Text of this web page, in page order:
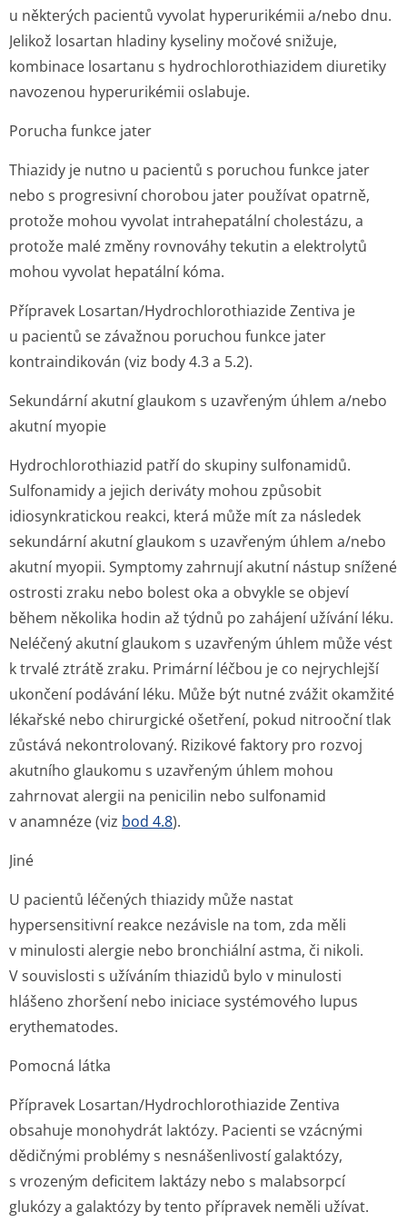
u některých pacientů vyvolat hyperurikémii a/nebo dnu.
Jelikož losartan hladiny kyseliny močové snižuje,
kombinace losartanu s hydrochlorot­hiazidem diuretiky
navozenou hyperurikémii oslabuje.
Porucha funkce jater
Thiazidy je nutno u pacientů s poruchou funkce jater
nebo s progresivní chorobou jater používat opatrně,
protože mohou vyvolat intrahepatální cholestázu, a
protože malé změny rovnováhy tekutin a elektrolytů
mohou vyvolat hepatální kóma.
Přípravek Losartan/Hydrochlo­rothiazide Zentiva je
u pacientů se závažnou poruchou funkce jater
kontraindikován (viz body 4.3 a 5.2).
Sekundární akutní glaukom s uzavřeným úhlem a/nebo
akutní myopie
Hydrochlorothiazid patří do skupiny sulfonamidů.
Sulfonamidy a jejich deriváty mohou způsobit
idiosynkratickou reakci, která může mít za následek
sekundární akutní glaukom s uzavřeným úhlem a/nebo
akutní myopii. Symptomy zahrnují akutní nástup snížené
ostrosti zraku nebo bolest oka a obvykle se objeví
během několika hodin až týdnů po zahájení užívání léku.
Neléčený akutní glaukom s uzavřeným úhlem může vést
k trvalé ztrátě zraku. Primární léčbou je co nejrychlejší
ukončení podávání léku. Může být nutné zvážit okamžité
lékařské nebo chirurgické ošetření, pokud nitrooční tlak
zůstává nekontrolovaný. Rizikové faktory pro rozvoj
akutního glaukomu s uzavřeným úhlem mohou
zahrnovat alergii na penicilin nebo sulfonamid
v anamnéze (viz bod 4.8).
Jiné
U pacientů léčených thiazidy může nastat
hypersensitivní reakce nezávisle na tom, zda měli
v minulosti alergie nebo bronchiální astma, či nikoli.
V souvislosti s užíváním thiazidů bylo v minulosti
hlášeno zhoršení nebo iniciace systémového lupus
erythematodes.
Pomocná látka
Přípravek Losartan/Hydrochlo­rothiazide Zentiva
obsahuje monohydrát laktózy. Pacienti se vzácnými
dědičnými problémy s nesnášenlivostí galaktózy,
s vrozeným deficitem laktázy nebo s malabsorpcí
glukózy a galaktózy by tento přípravek neměli užívat.